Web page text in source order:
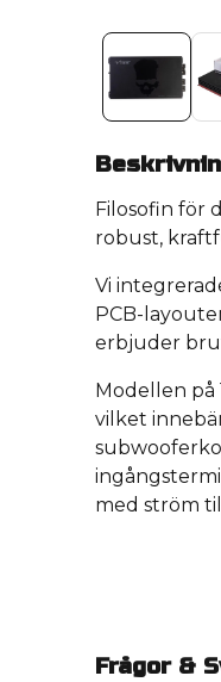
Filosofin för
robust,
Vi
PCB-
erbjuder
Modellen
vilket
med ström
Frågor &